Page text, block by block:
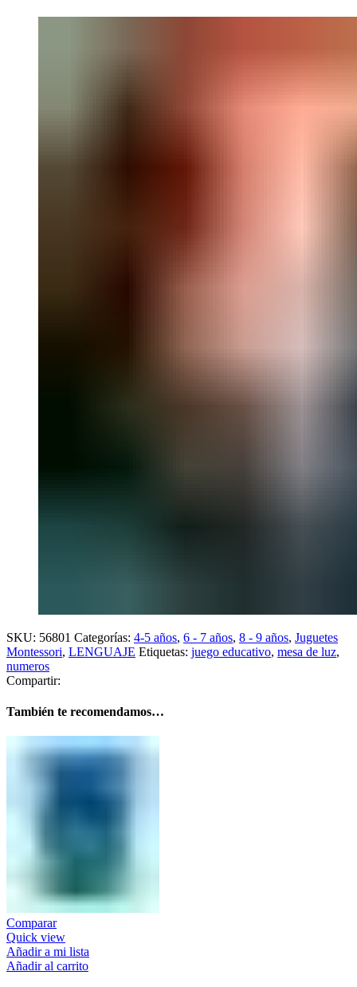
SKU: 56801 Categorías: 4-5 años, 6 - 7 años, 8 - 9 años, Juguetes
Montessori, LENGUAJE Etiquetas: juego educativo, mesa de luz,
numeros
Compartir:
También te recomendamos…
Comparar
Quick view
Añadir a mi lista
Añadir al carrito